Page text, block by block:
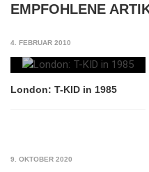
EMPFOHLENE
4. FEBRUAR 2010
London: T-KID in 1985
9. OKTOBER 2020